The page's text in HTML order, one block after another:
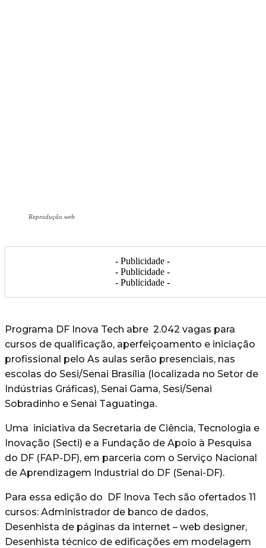
Reprodução web
- Publicidade -
- Publicidade -
- Publicidade -
Programa DF Inova Tech abre 2.042 vagas para
cursos de qualificação, aperfeiçoamento e iniciação
profissional pelo As aulas serão presenciais, nas
escolas do Sesi/Senai Brasília (localizada no Setor de
Indústrias Gráficas), Senai Gama, Sesi/Senai
Sobradinho e Senai Taguatinga.
Uma iniciativa da Secretaria de Ciência, Tecnologia e
Inovação (Secti) e a Fundação de Apoio à Pesquisa
do DF (FAP-DF), em parceria com o Serviço Nacional
de Aprendizagem Industrial do DF (Senai-DF).
Para essa edição do DF Inova Tech são ofertados 11
cursos: Administrador de banco de dados,
Desenhista de páginas da internet – web designer,
Desenhista técnico de edificações em modelagem